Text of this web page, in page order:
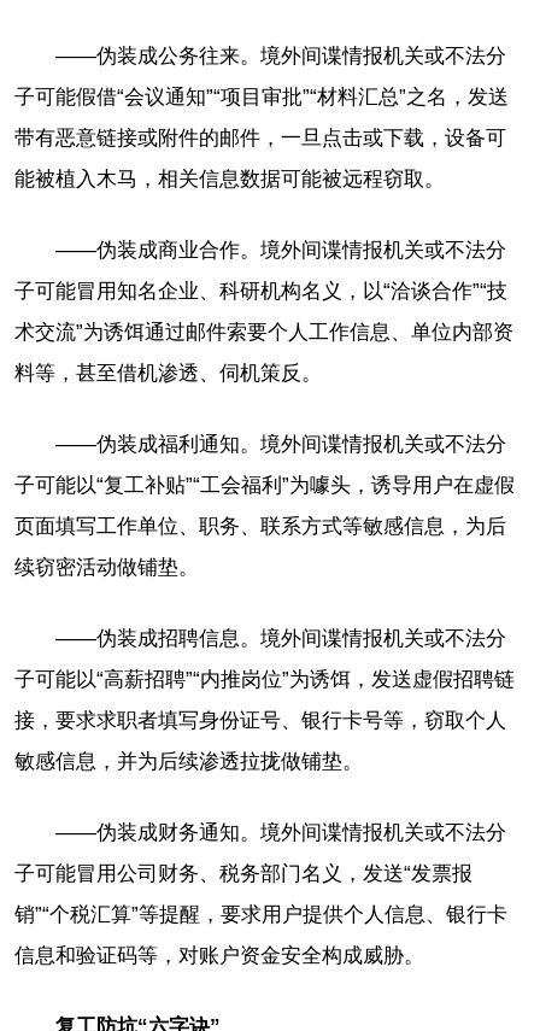
——伪装成公务往来。境外间谍情报机关或不法分
子可能假借“会议通知”“项目审批”“材料汇总”之名，发送
带有恶意链接或附件的邮件，一旦点击或下载，设备可
能被植入木马，相关信息数据可能被远程窃取。
——伪装成商业合作。境外间谍情报机关或不法分
子可能冒用知名企业、科研机构名义，以“洽谈合作”“技
术交流”为诱饵通过邮件索要个人工作信息、单位内部资
料等，甚至借机渗透、伺机策反。
——伪装成福利通知。境外间谍情报机关或不法分
子可能以“复工补贴”“工会福利”为噱头，诱导用户在虚假
页面填写工作单位、职务、联系方式等敏感信息，为后
续窃密活动做铺垫。
——伪装成招聘信息。境外间谍情报机关或不法分
子可能以“高薪招聘”“内推岗位”为诱饵，发送虚假招聘链
接，要求求职者填写身份证号、银行卡号等，窃取个人
敏感信息，并为后续渗透拉拢做铺垫。
——伪装成财务通知。境外间谍情报机关或不法分
子可能冒用公司财务、税务部门名义，发送“发票报
销”“个税汇算”等提醒，要求用户提供个人信息、银行卡
信息和验证码等，对账户资金安全构成威胁。
复工防坑“六字诀”